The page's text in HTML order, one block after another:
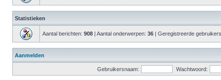
Statistieken
Aantal berichten: 908 | Aantal onderwerpen: 36 | Geregistreerde
Aanmelden
Gebruikersnaam: Wachtwoord: